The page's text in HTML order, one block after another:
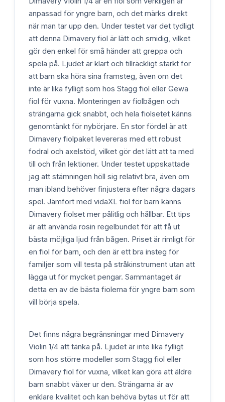
anpassad för yngre barn, och det märks direkt
när man tar upp den. Under testet var det tydligt
att denna Dimavery fiol är lätt och smidig, vilket
gör den enkel för små händer att greppa och
spela på. Ljudet är klart och tillräckligt starkt för
att barn ska höra sina framsteg, även om det
inte är lika fylligt som hos Stagg fiol eller Gewa
fiol för vuxna. Monteringen av fiolbågen och
strängarna gick snabbt, och hela fiolsetet känns
genomtänkt för nybörjare. En stor fördel är att
Dimavery fiolpaket levereras med ett robust
fodral och axelstöd, vilket gör det lätt att ta med
till och från lektioner. Under testet uppskattade
jag att stämningen höll sig relativt bra, även om
man ibland behöver finjustera efter några dagars
spel. Jämfört med vidaXL fiol för barn känns
Dimavery fiolset mer pålitlig och hållbar. Ett tips
är att använda rosin regelbundet för att få ut
bästa möjliga ljud från bågen. Priset är rimligt för
en fiol för barn, och den är ett bra insteg för
familjer som vill testa på stråkinstrument utan att
lägga ut för mycket pengar. Sammantaget är
detta en av de bästa fiolerna för yngre barn som
vill börja spela.
Det finns några begränsningar med Dimavery
Violin 1/4 att tänka på. Ljudet är inte lika fylligt
som hos större modeller som Stagg fiol eller
Dimavery fiol för vuxna, vilket kan göra att äldre
barn snabbt växer ur den. Strängarna är av
enklare kvalitet och kan behöva bytas ut för att